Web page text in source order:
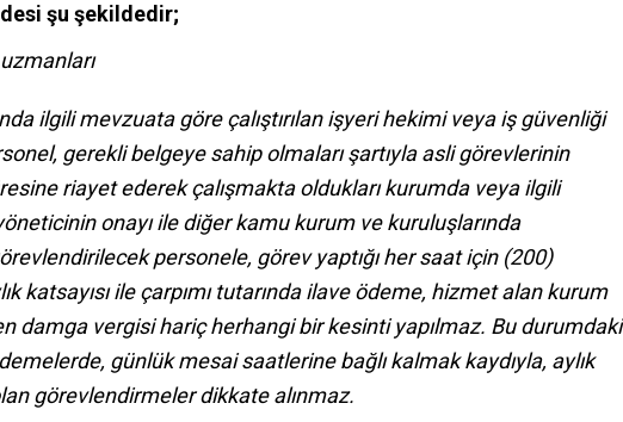
şu şekildedir;
ilgili mevzuata göre çalıştırılan işyeri hekimi veya iş güvenliği
gerekli belgeye sahip olmaları şartıyla asli görevlerinin
riayet ederek çalışmakta oldukları kurumda veya ilgili
onayı ile diğer kamu kurum ve kuruluşlarında
personele, görev yaptığı her saat için (200)
katsayısı ile çarpımı tutarında ilave ödeme, hizmet alan kurum
damga vergisi hariç herhangi bir kesinti yapılmaz. Bu durumdaki
günlük mesai saatlerine bağlı kalmak kaydıyla, aylık
görevlendirmeler dikkate alınmaz.